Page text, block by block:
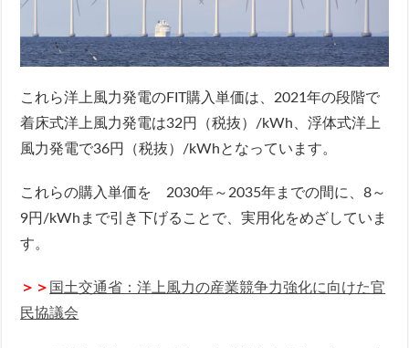
これら洋上風力発電のFIT購入単価は、2021年の段階で
着床式洋上風力発電は32円（税抜）/kWh、浮体式洋上
風力発電で36円（税抜）/kWhとなっています。
これらの購入単価を 2030年～2035年までの間に、8～
9円/kWhまで引き下げることで、実用化をめざしていま
す。
＞＞ 国土交通省：洋上風力の産業競争力強化に向けた官
民協議会